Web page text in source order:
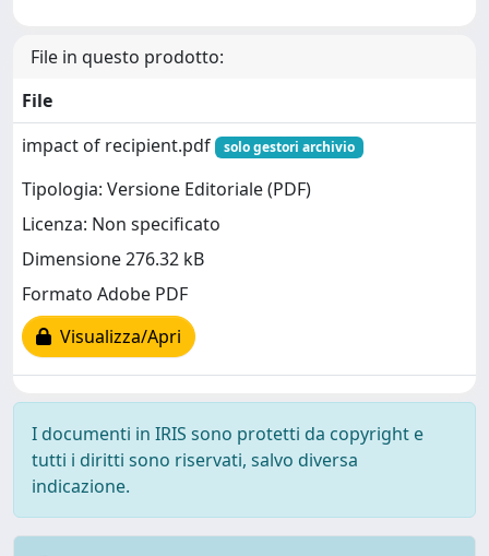
File in questo prodotto:
File
impact of recipient.pdf
solo gestori archivio
Tipologia: Versione Editoriale (PDF)
Licenza: Non specificato
Dimensione 276.32 kB
Formato Adobe PDF
Visualizza/Apri
I documenti in IRIS sono protetti da copyright e
tutti i diritti sono riservati, salvo diversa
indicazione.